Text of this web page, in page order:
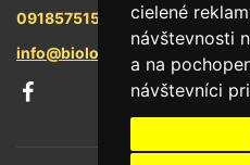
cielené
návštevnosti
a na
návštevníci
0918575158
info@biologika.sk